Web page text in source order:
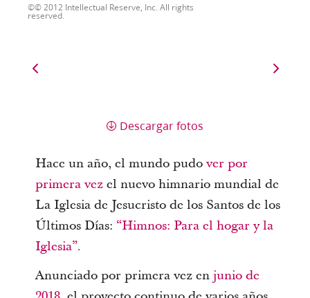
© 2012 Intellectual Reserve, Inc. All rights
reserved.
Descargar fotos
Hace un año, el mundo pudo ver por
primera vezel nuevo himnario mundial de
La Iglesia de Jesucristo de los Santos de los
Últimos Días: “Himnos: Para el hogar y la
Iglesia”.
Anunciado por primera vez en junio de